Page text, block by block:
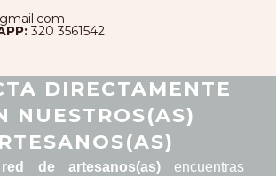
320 3561542.
DIRECTAMENTE
NUESTROS(AS)
red de artesanos(as)encuentras